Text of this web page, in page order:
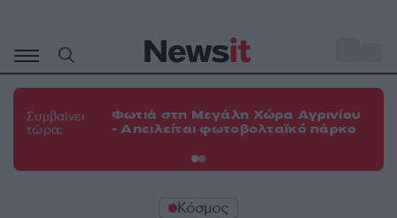
περιεχόμενο
Συμβαίνει
τώρα:
Φωτιά στη Μεγάλη Χώρα Αγρινίου
- Απειλείται φωτοβολταϊκό πάρκο
Κόσμος